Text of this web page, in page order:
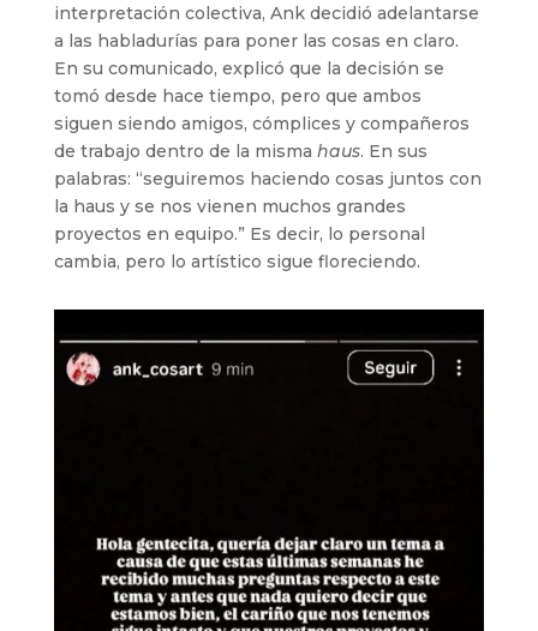
interpretación colectiva, Ank decidió adelantarse
a las habladurías para poner las cosas en claro.
En su comunicado, explicó que la decisión se
tomó desde hace tiempo, pero que ambos
siguen siendo amigos, cómplices y compañeros
de trabajo dentro de la misma haus. En sus
palabras: “seguiremos haciendo cosas juntos con
la haus y se nos vienen muchos grandes
proyectos en equipo.” Es decir, lo personal
cambia, pero lo artístico sigue floreciendo.